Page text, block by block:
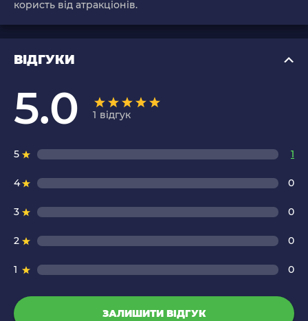
користь від атракціонів.
ВІДГУКИ
5.0 1 відгук
5 1
4 0
3 0
2 0
1 0
ЗАЛИШИТИ ВІДГУК